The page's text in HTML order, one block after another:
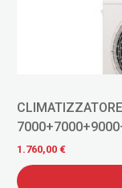
1.760,00 €